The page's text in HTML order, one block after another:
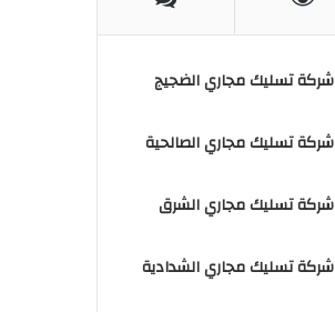
شركة تسليك مجاري الضجيج
شركة تسليك مجاري الصالحية
شركة تسليك مجاري الشرق
شركة تسليك مجاري الشدادية